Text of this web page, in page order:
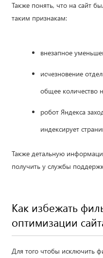
Также понять, что на сайт
таким признакам:
внезапное
исчезновение
общее количество
робот Яндекса
индексирует
Также детальную
получить у службы
Как избежать
оптимизации
Для того чтобы исключить